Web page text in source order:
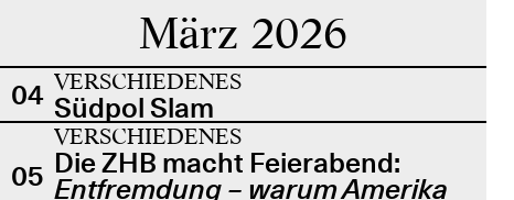
März 2026
04 VERSCHIEDENES
Südpol Slam
05
VERSCHIEDENES
Die ZHB macht Feierabend:
Entfremdung – warum Amerika